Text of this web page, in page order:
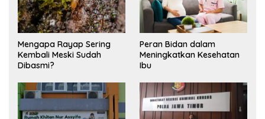
Mengapa Rayap Sering
Kembali Meski Sudah
Dibasmi?
Peran Bidan dalam
Meningkatkan Kesehatan
Ibu